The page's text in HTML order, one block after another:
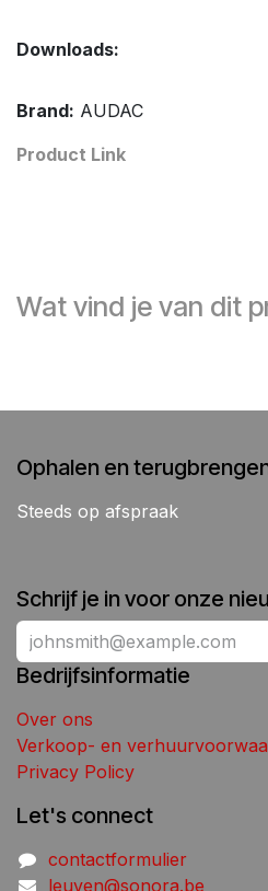
Downloads:
Brand: AUDAC
Product Link
Wat vind je van dit
Ophalen en
Steeds op afspraak
Schrijf je in voor onze
Bedrijfsinformatie
Over ons
Verkoop- en
Privacy Policy
Let's connect
contactformulier
leuven@sonora.be